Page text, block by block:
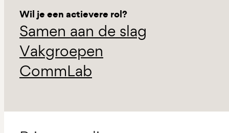
Wil je een actievere rol?
Samen aan de slag
Vakgroepen
CommLab